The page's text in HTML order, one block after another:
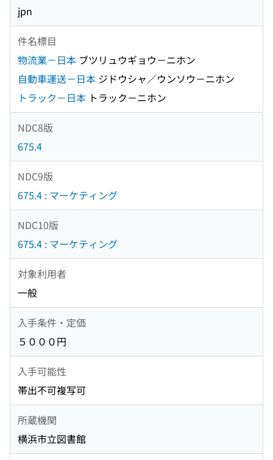
jpn
件名標目
物流業－日本 ブツリュウギョウ－ニホン
自動車運送－日本 ジドウシャ／ウンソウ－ニホン
トラック－日本 トラック－ニホン
NDC8版
675.4
NDC9版
675.4 : マーケティング
NDC10版
675.4 : マーケティング
対象利用者
一般
入手条件・定価
５０００円
入手可能性
帯出不可複写可
所蔵機関
横浜市立図書館